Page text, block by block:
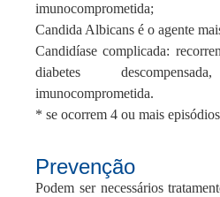
imunocomprometida;
Candida Albicans é o agente
Candidíase complicada:
diabetes
imunocomprometida.
* se ocorrem 4 ou mais
Prevenção
Podem ser necessários